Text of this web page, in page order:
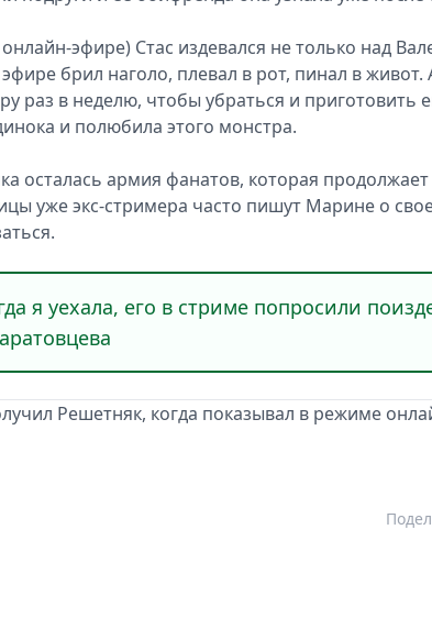
эфире) Стас издевался не только над
брил наголо, плевал в рот, пинал в живот.
раз в неделю, чтобы убраться и приготовить
и полюбила этого монстра.
осталась армия фанатов, которая
уже экс-стримера часто пишут Марине о
я уехала, его в стриме попросили
Решетняк, когда показывал в режиме